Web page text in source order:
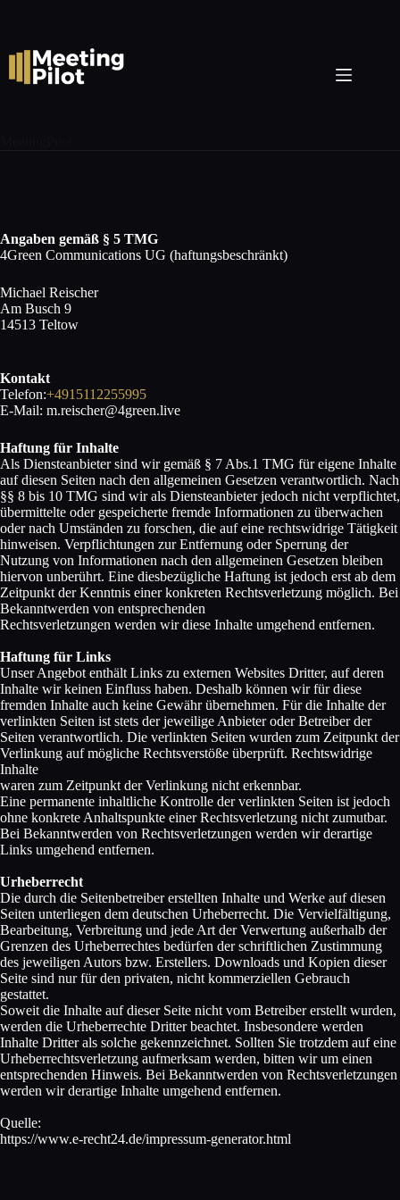
Angaben gemäß § 5 TMG
4Green Communications UG (haftungsbeschränkt)
Michael Reischer
Am Busch 9
14513 Teltow
Kontakt
Telefon:+4915112255995
E-Mail: m.reischer@4green.live
Haftung für Inhalte
Als Diensteanbieter sind wir gemäß § 7 Abs.1 TMG für eigene Inhalte
auf diesen Seiten nach den allgemeinen Gesetzen verantwortlich. Nach
§§ 8 bis 10 TMG sind wir als Diensteanbieter jedoch nicht verpflichtet,
übermittelte oder gespeicherte fremde Informationen zu überwachen
oder nach Umständen zu forschen, die auf eine rechtswidrige Tätigkeit
hinweisen. Verpflichtungen zur Entfernung oder Sperrung der
Nutzung von Informationen nach den allgemeinen Gesetzen bleiben
hiervon unberührt. Eine diesbezügliche Haftung ist jedoch erst ab dem
Zeitpunkt der Kenntnis einer konkreten Rechtsverletzung möglich. Bei
Bekanntwerden von entsprechenden
Rechtsverletzungen werden wir diese Inhalte umgehend entfernen.
Haftung für Links
Unser Angebot enthält Links zu externen Websites Dritter, auf deren
Inhalte wir keinen Einfluss haben. Deshalb können wir für diese
fremden Inhalte auch keine Gewähr übernehmen. Für die Inhalte der
verlinkten Seiten ist stets der jeweilige Anbieter oder Betreiber der
Seiten verantwortlich. Die verlinkten Seiten wurden zum Zeitpunkt der
Verlinkung auf mögliche Rechtsverstöße überprüft. Rechtswidrige
Inhalte
waren zum Zeitpunkt der Verlinkung nicht erkennbar.
Eine permanente inhaltliche Kontrolle der verlinkten Seiten ist jedoch
ohne konkrete Anhaltspunkte einer Rechtsverletzung nicht zumutbar.
Bei Bekanntwerden von Rechtsverletzungen werden wir derartige
Links umgehend entfernen.
Urheberrecht
Die durch die Seitenbetreiber erstellten Inhalte und Werke auf diesen
Seiten unterliegen dem deutschen Urheberrecht. Die Vervielfältigung,
Bearbeitung, Verbreitung und jede Art der Verwertung außerhalb der
Grenzen des Urheberrechtes bedürfen der schriftlichen Zustimmung
des jeweiligen Autors bzw. Erstellers. Downloads und Kopien dieser
Seite sind nur für den privaten, nicht kommerziellen Gebrauch
gestattet.
Soweit die Inhalte auf dieser Seite nicht vom Betreiber erstellt wurden,
werden die Urheberrechte Dritter beachtet. Insbesondere werden
Inhalte Dritter als solche gekennzeichnet. Sollten Sie trotzdem auf eine
Urheberrechtsverletzung aufmerksam werden, bitten wir um einen
entsprechenden Hinweis. Bei Bekanntwerden von Rechtsverletzungen
werden wir derartige Inhalte umgehend entfernen.
Quelle:
https://www.e-recht24.de/impressum-generator.html